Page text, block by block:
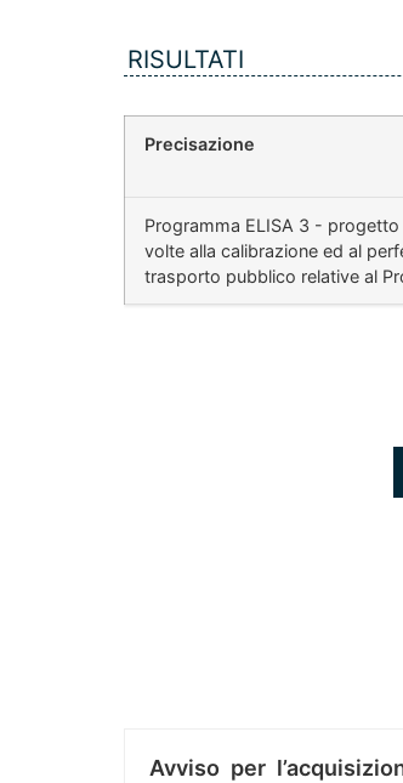
RISULTATI
Precisazione
Programma ELISA 3 -
volte alla calibrazione ed al
trasporto pubblico relative al
Avviso per